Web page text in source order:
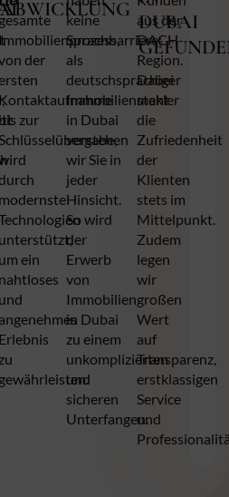
ABWICKLUNG
der
zur
Schlüsselübergabe,
modernste
unterstützt,
um ein
nahtloses
und
angenehmes
Erlebnis
zu
gewährleisten.
keine
Sprachbarriere:
als
deutschsprachiger
Immobilienmakler
in Dubai
verstehen
wir Sie in
jeder
Hinsicht.
So wird
der
Erwerb
von
Immobilien
in Dubai
zu einem
unkomplizierten
und
sicheren
Unterfangen.
DUBAI
aus der
DACH-
Region.
Dabei
steht
die
Zufriedenheit
der
Klienten
stets im
Mittelpunkt.
Zudem
legen
wir
großen
Wert
auf
Transparenz,
erstklassigen
Service
und